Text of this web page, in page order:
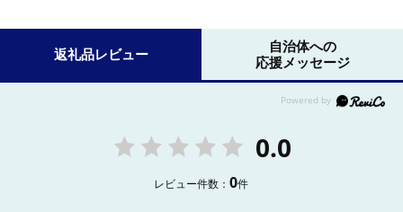
返礼品レビュー
自治体への
応援メッセージ
0.0
レビュー件数：0件